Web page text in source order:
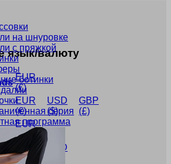
язык/валюту
EUR
(€)
EUR
(€)
USD
($)
GBP
(£)
EUR
(€)
EUR
(€)
USD
на шнуровке
с пряжкой
ботинки
серия
программа